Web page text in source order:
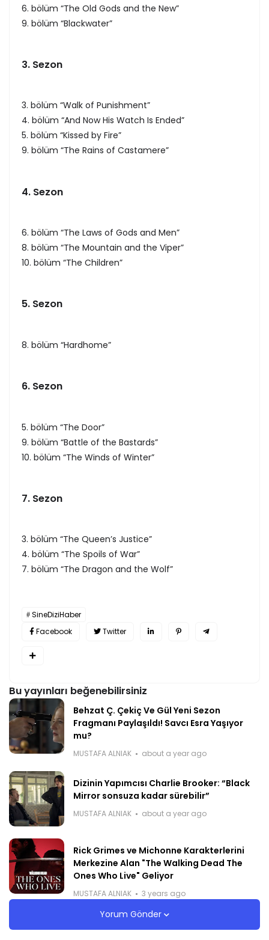
6. bölüm “The Old Gods and the New”
9. bölüm “Blackwater”
3. Sezon
3. bölüm “Walk of Punishment”
4. bölüm “And Now His Watch Is Ended”
5. bölüm “Kissed by Fire”
9. bölüm “The Rains of Castamere”
4. Sezon
6. bölüm “The Laws of Gods and Men”
8. bölüm “The Mountain and the Viper”
10. bölüm “The Children”
5. Sezon
8. bölüm “Hardhome”
6. Sezon
5. bölüm “The Door”
9. bölüm “Battle of the Bastards”
10. bölüm “The Winds of Winter”
7. Sezon
3. bölüm “The Queen’s Justice”
4. bölüm “The Spoils of War”
7. bölüm “The Dragon and the Wolf”
SineDiziHaber
Facebook
Twitter
Bu yayınları beğenebilirsiniz
Behzat Ç. Çekiç Ve Gül Yeni Sezon
Fragmanı Paylaşıldı! Savcı Esra Yaşıyor
mu?
MUSTAFA ALNIAK about a year ago
Dizinin Yapımcısı Charlie Brooker: “Black
Mirror sonsuza kadar sürebilir”
MUSTAFA ALNIAK about a year ago
Rick Grimes ve Michonne Karakterlerini
Merkezine Alan "The Walking Dead The
Ones Who Live" Geliyor
MUSTAFA ALNIAK 3 years ago
Yorum Gönder